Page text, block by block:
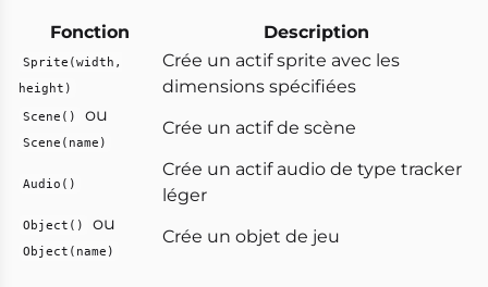
Fonction Description
Sprite(width,
height)
Crée un actif sprite avec les
dimensions spécifiées
Scene() ou
Scene(name)
Crée un actif de scène
Audio()
Crée un actif audio de type tracker
léger
Object() ou
Object(name)
Crée un objet de jeu